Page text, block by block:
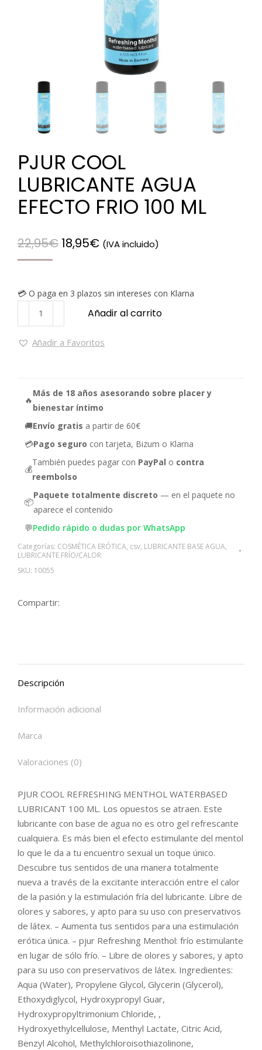
PJUR COOL
LUBRICANTE AGUA
EFECTO FRIO 100 ML
22,95€ 18,95€ (IVA incluido)
💳 O paga en 3 plazos sin intereses con Klarna
Añadir al carrito
Añadir a Favoritos
🔥
Más de 18 años asesorando sobre placer y
bienestar íntimo
🚚Envío gratis a partir de 60€
💳Pago seguro con tarjeta, Bizum o Klarna
💰
También puedes pagar con PayPal o contra
reembolso
📦
Paquete totalmente discreto — en el paquete no
aparece el contenido
💬Pedido rápido o dudas por WhatsApp
Categorías: COSMÉTICA ERÓTICA, csv, LUBRICANTE BASE AGUA,
LUBRICANTE FRÍO/CALOR
SKU: 10055
Compartir:
Descripción
Información adicional
Marca
Valoraciones (0)
PJUR COOL REFRESHING MENTHOL WATERBASED
LUBRICANT 100 ML. Los opuestos se atraen. Este
lubricante con base de agua no es otro gel refrescante
cualquiera. Es más bien el efecto estimulante del mentol
lo que le da a tu encuentro sexual un toque único.
Descubre tus sentidos de una manera totalmente
nueva a través de la excitante interacción entre el calor
de la pasión y la estimulación fría del lubricante. Libre de
olores y sabores, y apto para su uso con preservativos
de látex. – Aumenta tus sentidos para una estimulación
erótica única. – pjur Refreshing Menthol: frío estimulante
en lugar de sólo frío. – Libre de olores y sabores, y apto
para su uso con preservativos de látex. Ingredientes:
Aqua (Water), Propylene Glycol, Glycerin (Glycerol),
Ethoxydiglycol, Hydroxypropyl Guar,
Hydroxypropyltrimonium Chloride, ,
Hydroxyethylcellulose, Menthyl Lactate, Citric Acid,
Benzyl Alcohol, Methylchloroisothiazolinone,